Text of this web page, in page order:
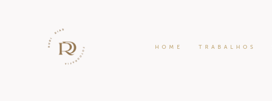
HOME TRABALHOS